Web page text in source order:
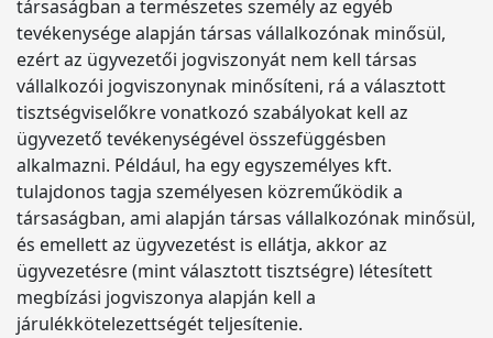
társaságban a természetes személy az egyéb
tevékenysége alapján társas vállalkozónak minősül,
ezért az ügyvezetői jogviszonyát nem kell társas
vállalkozói jogviszonynak minősíteni, rá a választott
tisztségviselőkre vonatkozó szabályokat kell az
ügyvezető tevékenységével összefüggésben
alkalmazni. Például, ha egy egyszemélyes kft.
tulajdonos tagja személyesen közreműködik a
társaságban, ami alapján társas vállalkozónak minősül,
és emellett az ügyvezetést is ellátja, akkor az
ügyvezetésre (mint választott tisztségre) létesített
megbízási jogviszonya alapján kell a
járulékkötelezettségét teljesítenie.